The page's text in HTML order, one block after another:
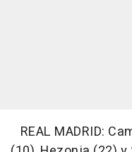
REAL MADRID: